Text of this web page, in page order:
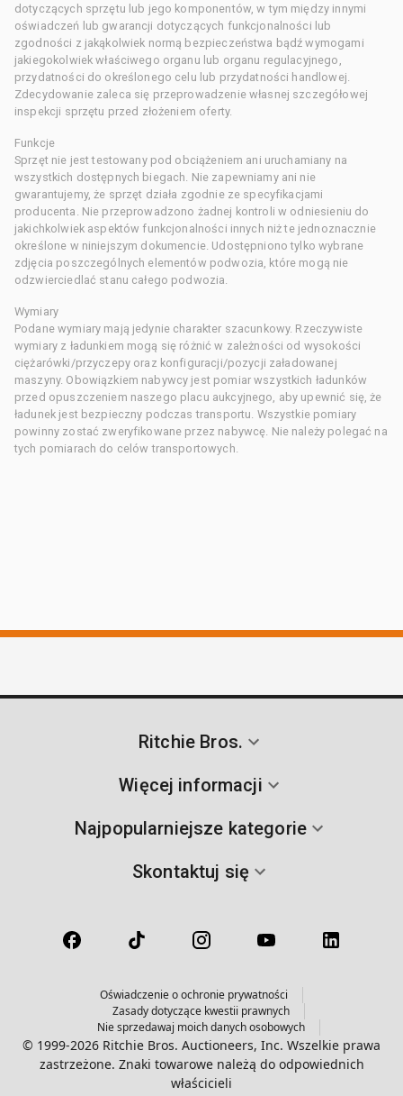
dotyczących sprzętu lub jego komponentów, w tym między innymi
oświadczeń lub gwarancji dotyczących funkcjonalności lub
zgodności z jakąkolwiek normą bezpieczeństwa bądź wymogami
jakiegokolwiek właściwego organu lub organu regulacyjnego,
przydatności do określonego celu lub przydatności handlowej.
Zdecydowanie zaleca się przeprowadzenie własnej szczegółowej
inspekcji sprzętu przed złożeniem oferty.
Funkcje
Sprzęt nie jest testowany pod obciążeniem ani uruchamiany na
wszystkich dostępnych biegach. Nie zapewniamy ani nie
gwarantujemy, że sprzęt działa zgodnie ze specyfikacjami
producenta. Nie przeprowadzono żadnej kontroli w odniesieniu do
jakichkolwiek aspektów funkcjonalności innych niż te jednoznacznie
określone w niniejszym dokumencie. Udostępniono tylko wybrane
zdjęcia poszczególnych elementów podwozia, które mogą nie
odzwierciedlać stanu całego podwozia.
Wymiary
Podane wymiary mają jedynie charakter szacunkowy. Rzeczywiste
wymiary z ładunkiem mogą się różnić w zależności od wysokości
ciężarówki/przyczepy oraz konfiguracji/pozycji załadowanej
maszyny. Obowiązkiem nabywcy jest pomiar wszystkich ładunków
przed opuszczeniem naszego placu aukcyjnego, aby upewnić się, że
ładunek jest bezpieczny podczas transportu. Wszystkie pomiary
powinny zostać zweryfikowane przez nabywcę. Nie należy polegać na
tych pomiarach do celów transportowych.
Ritchie Bros.
Więcej informacji
Najpopularniejsze kategorie
Skontaktuj się
Oświadczenie o ochronie prywatności
Zasady dotyczące kwestii prawnych
Nie sprzedawaj moich danych osobowych
© 1999-2026 Ritchie Bros. Auctioneers, Inc. Wszelkie prawa
zastrzeżone. Znaki towarowe należą do odpowiednich
właścicieli